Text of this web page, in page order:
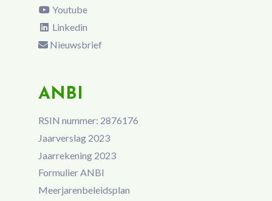
Youtube
Linkedin
Nieuwsbrief
ANBI
RSIN nummer: 2876176
Jaarverslag 2023
Jaarrekening 2023
Formulier ANBI
Meerjarenbeleidsplan